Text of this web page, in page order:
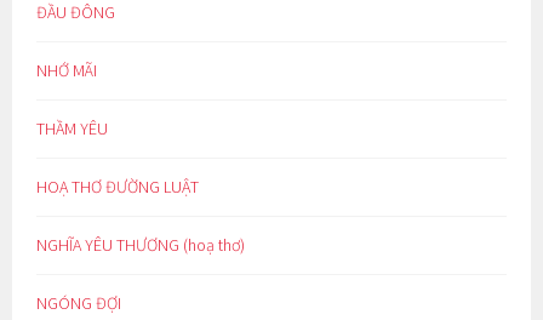
ĐẦU ĐÔNG
NHỚ MÃI
THẦM YÊU
HOẠ THƠ ĐƯỜNG LUẬT
NGHĨA YÊU THƯƠNG (hoạ thơ)
NGÓNG ĐỢI